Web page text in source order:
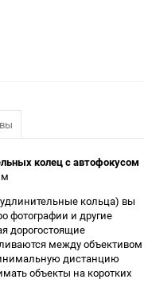
колец с автофокусом
кольца) вы
фотографии и другие
дорогостоящие
между объективом
дистанцию
объекты на коротких